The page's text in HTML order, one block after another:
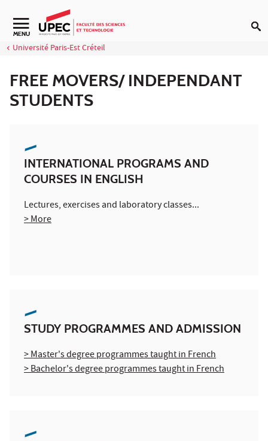
Aller au contenu
Navigation secondaire
MENU
Université Paris-Est Créteil
FREE MOVERS/ INDEPENDANT
STUDENTS
INTERNATIONAL PROGRAMS AND
COURSES IN ENGLISH
Lectures, exercises and laboratory classes...
> More
STUDY PROGRAMMES AND ADMISSION
> Master's degree programmes taught in French
> Bachelor's degree programmes taught in French